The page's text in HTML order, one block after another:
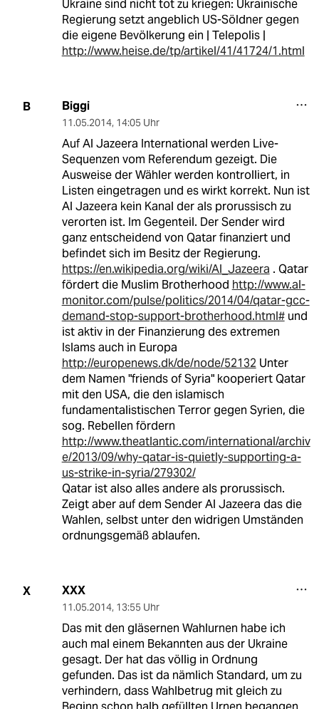
Ukraine sind nicht tot zu kriegen: Ukrainische
Regierung setzt angeblich US-Söldner gegen
die eigene Bevölkerung ein | Telepolis |
http://www.heise.de/tp/artikel/41/41724/1.html
B Biggi
11.05.2014, 14:05 Uhr
Auf Al Jazeera International werden Live-
Sequenzen vom Referendum gezeigt. Die
Ausweise der Wähler werden kontrolliert, in
Listen eingetragen und es wirkt korrekt. Nun ist
Al Jazeera kein Kanal der als prorussisch zu
verorten ist. Im Gegenteil. Der Sender wird
ganz entscheidend von Qatar finanziert und
befindet sich im Besitz der Regierung.
https://en.wikipedia.org/wiki/Al_Jazeera . Qatar
fördert die Muslim Brotherhood http://www.al-
monitor.com/pulse/politics/2014/04/qatar-gcc-
demand-stop-support-brotherhood.html#und
ist aktiv in der Finanzierung des extremen
Islams auch in Europa
http://europenews.dk/de/node/52132 Unter
dem Namen "friends of Syria" kooperiert Qatar
mit den USA, die den islamisch
fundamentalistischen Terror gegen Syrien, die
sog. Rebellen fördern
http://www.theatlantic.com/international/archiv
e/2013/09/why-qatar-is-quietly-supporting-a-
us-strike-in-syria/279302/
Qatar ist also alles andere als prorussisch.
Zeigt aber auf dem Sender Al Jazeera das die
Wahlen, selbst unter den widrigen Umständen
ordnungsgemäß ablaufen.
X XXX
11.05.2014, 13:55 Uhr
Das mit den gläsernen Wahlurnen habe ich
auch mal einem Bekannten aus der Ukraine
gesagt. Der hat das völlig in Ordnung
gefunden. Das ist da nämlich Standard, um zu
verhindern, dass Wahlbetrug mit gleich zu